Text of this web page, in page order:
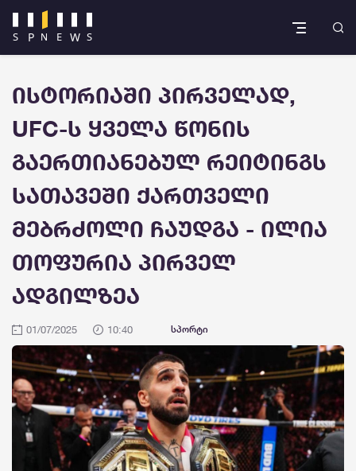
ისტორიაში პირველად,
UFC-ს ყველა წონის
გაერთიანებულ რეიტინგს
სათავეში ქართველი
მებრძოლი ჩაუდგა - ილია
თოფურია პირველ
ადგილზეა
01/07/2025 10:40 სპორტი